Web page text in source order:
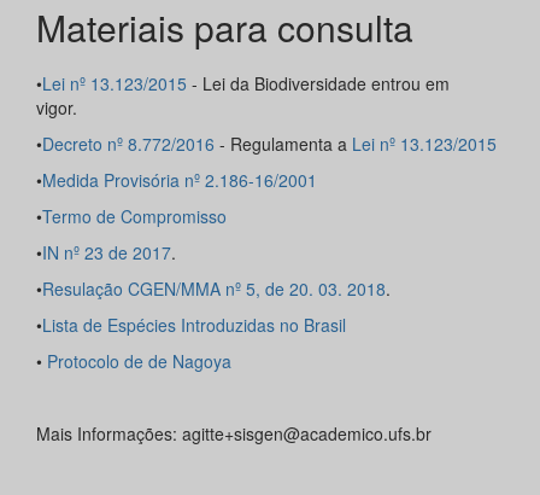
Materiais para consulta
•Lei nº 13.123/2015 - Lei da Biodiversidade entrou em
vigor.
•Decreto nº 8.772/2016 - Regulamenta a Lei nº 13.123/2015
•Medida Provisória nº 2.186-16/2001
•Termo de Compromisso
•IN nº 23 de 2017.
•Resulação CGEN/MMA nº 5, de 20. 03. 2018.
•Lista de Espécies Introduzidas no Brasil
• Protocolo de de Nagoya
Mais Informações: agitte+sisgen@academico.ufs.br